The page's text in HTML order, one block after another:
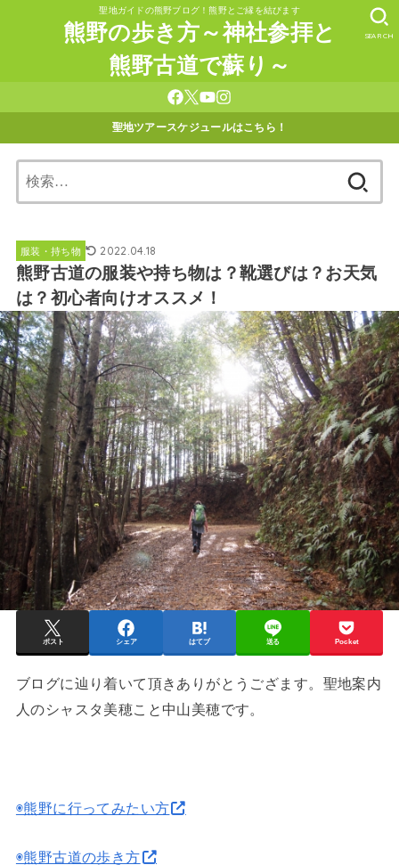
聖地ガイドの熊野ブログ！熊野とご縁を結びます
熊野の歩き方～神社参拝と
熊野古道で蘇り～
SEARCH
聖地ツアースケジュールはこちら！
索:
服装・持ち物 2022.04.18
熊野古道の服装や持ち物は？靴選びは？お天気
は？初心者向けオススメ！
ポスト シェア はてブ 送る Pocket
ブログに辿り着いて頂きありがとうござます。聖地案内
人のシャスタ美穂こと中山美穂です。
◉熊野に行ってみたい方
◉熊野古道の歩き方